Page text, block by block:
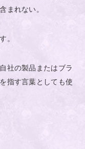
まれない。
。
社の製品またはブラ
指す言葉としても使